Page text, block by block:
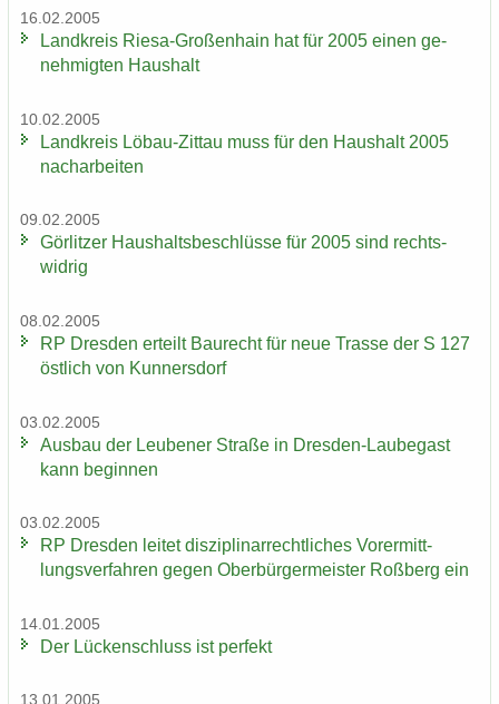
16.02.2005
Land­kreis Riesa-​Großenhain hat für 2005 einen ge­
neh­mig­ten Haus­halt
10.02.2005
Land­kreis Löbau-​Zittau muss für den Haus­halt 2005
nach­ar­bei­ten
09.02.2005
Gör­lit­zer Haus­halts­be­schlüs­se für 2005 sind rechts­
wid­rig
08.02.2005
RP Dres­den er­teilt Bau­recht für neue Tras­se der S 127
öst­lich von Kun­ners­dorf
03.02.2005
Aus­bau der Leu­be­ner Stra­ße in Dresden-​Laubegast
kann be­gin­nen
03.02.2005
RP Dres­den lei­tet dis­zi­pli­nar­recht­li­ches Vor­er­mitt­
lungs­ver­fah­ren gegen Ober­bür­ger­meis­ter Roß­berg ein
14.01.2005
Der Lü­cken­schluss ist per­fekt
13.01.2005